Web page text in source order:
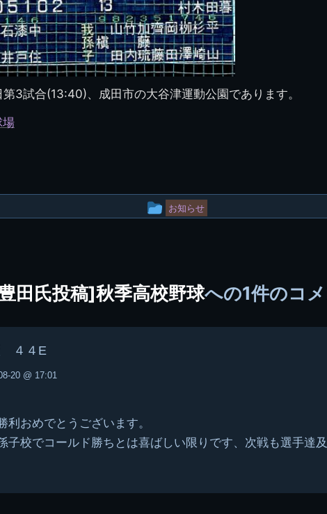
生実初期の文化祭
生実校舎初期の実習
200601雪景色
3試合(13:40)、成田市の大谷津運動公園であります。
場
投
ー
お知らせ
田氏投稿]秋季高校野球への1件のコ
４４E
20 @ 17:01
利おめでとうございます。
子校でコールド勝ちとは喜ばしい限りです、次戦も選手達